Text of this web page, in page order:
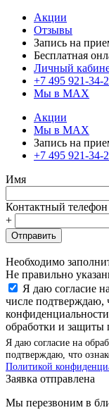
Акции
Отзывы
Запись на
Бесплатная
Личный
+7 495 921-34-
Мы в MAX
Акции
Мы в MAX
Запись на
+7 495 921-34-
Имя
Контактный телефон
+
Отправить
Необходимо
Не правильно
Я даю согласие
числе подтверждаю,
обработки и защиты
Я даю согласие на
подтверждаю, что
Политикой
Заявка отправлена
Мы перезвоним в